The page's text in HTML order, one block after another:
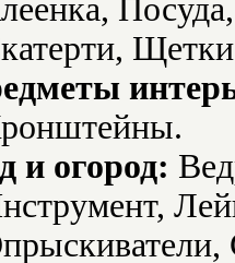
и огород: